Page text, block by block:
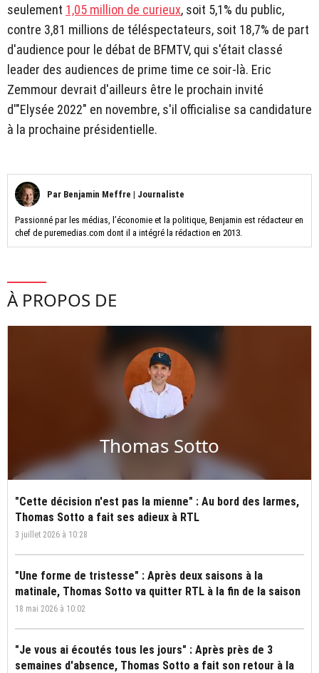
seulement 1,05 million de curieux, soit 5,1% du public,
contre 3,81 millions de téléspectateurs, soit 18,7% de part
d'audience pour le débat de BFMTV, qui s'était classé
leader des audiences de prime time ce soir-là. Eric
Zemmour devrait d'ailleurs être le prochain invité
d'"Elysée 2022" en novembre, s'il officialise sa candidature
à la prochaine présidentielle.
Par Benjamin Meffre | Journaliste
Passionné par les médias, l’économie et la politique, Benjamin est rédacteur en
chef de puremedias.com dont il a intégré la rédaction en 2013.
À PROPOS DE
Thomas Sotto
"Cette décision n'est pas la mienne" : Au bord des larmes,
Thomas Sotto a fait ses adieux à RTL
3 juillet 2026 à 10:28
"Une forme de tristesse" : Après deux saisons à la
matinale, Thomas Sotto va quitter RTL à la fin de la saison
18 mai 2026 à 10:02
"Je vous ai écoutés tous les jours" : Après près de 3
semaines d'absence, Thomas Sotto a fait son retour à la